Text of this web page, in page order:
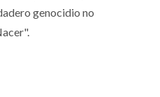
genocidio no